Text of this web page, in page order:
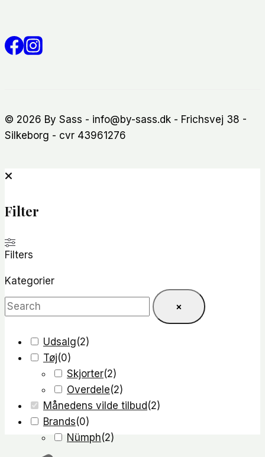
© 2026 By Sass - info@by-sass.dk - Frichsvej 38 -
Silkeborg - cvr 43961276
Filter
Filters
Kategorier
×
Udsalg(2)
Tøj(0)
Skjorter(2)
Overdele(2)
Månedens vilde tilbud (2)
Brands(0)
Nümph(2)